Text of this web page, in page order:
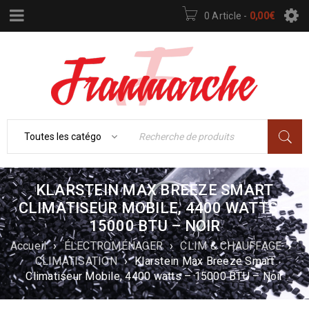
0 Article - 0,00€
KLARSTEIN MAX BREEZE SMART
CLIMATISEUR MOBILE, 4400 WATTS –
15000 BTU – NOIR
Accueil › ÉLECTROMÉNAGER › CLIM & CHAUFFAGE ›
CLIMATISATION › Klarstein Max Breeze Smart
Climatiseur Mobile, 4400 watts – 15000 BTU – Noir